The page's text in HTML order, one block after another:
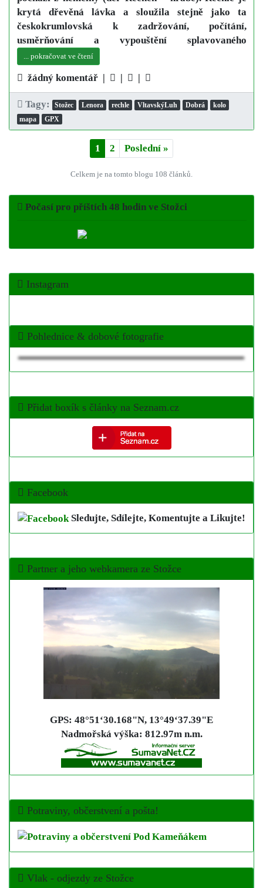
krytá dřevěná lávka a sloužila stejně jako ta
českokrumlovská k zadržování, počítání,
usměrňování a vypouštění splavovaného
... pokračovat ve čtení
žádný komentář | | |
Tagy: Stožec Lenora rechle VltavskýLuh Dobrá
kolo
mapa
GPX
1 2 Poslední »
Celkem je na tomto blogu 108 článků.
Počasí pro příštích 48 hodinve Stožci
Instagram
Pohlednice & dobové fotografie
Přidat boxík s články na Seznam.cz
Facebook
Sledujte, Sdílejte, Komentujte a Likujte!
Partner a jeho webkamera ze Stožce
GPS: 48°51‘30.168"N, 13°49‘37.39"E
Nadmořská výška: 812.97m n.m.
Potraviny, občerstvení a pošta!
Vlak - odjezdy ze Stožce